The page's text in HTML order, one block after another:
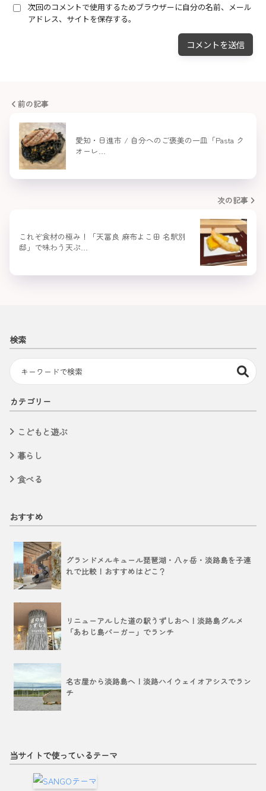
次回のコメントで使用するためブラウザーに自分の名前、メール
アドレス、サイトを保存する。
前の記事
愛知・日進市 / 自分へのご褒美の一皿「Pasta ク
オーレ…
次の記事
これぞ食材の極み！「天冨良 麻布よこ田 名駅別
邸」で味わう天ぷ…
検索
カテゴリー
こどもと遊ぶ
暮らし
食べる
おすすめ
グランドメルキュール琵琶湖・八ヶ岳・淡路島を子連
れで比較！おすすめはどこ？
リニューアルした道の駅うずしおへ！淡路島グルメ
「あわじ島バーガー」でランチ
名古屋から淡路島へ！淡路ハイウェイオアシスでラン
チ
当サイトで使っているテーマ